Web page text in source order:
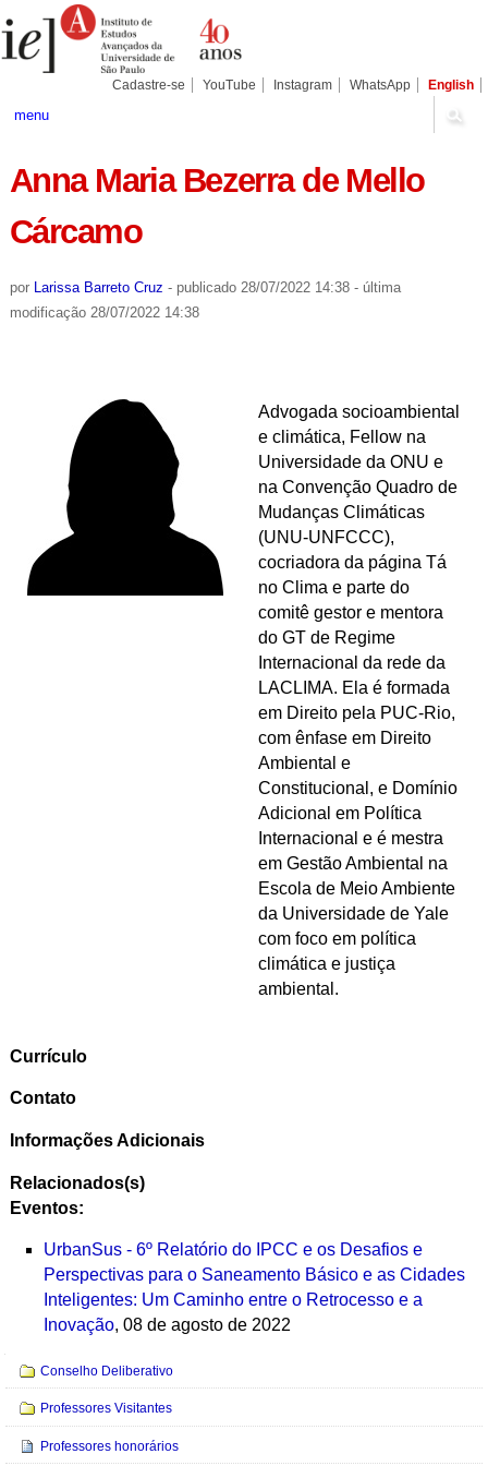
para
conteúdo.
Pessoais
Cadastre-se YouTube Instagram WhatsApp English
menu
Anna Maria Bezerra de Mello
Cárcamo
por Larissa Barreto Cruz - publicado28/07/2022 14:38 - última
modificação28/07/2022 14:38
Advogada socioambiental
e climática, Fellow na
Universidade da ONU e
na Convenção Quadro de
Mudanças Climáticas
(UNU-UNFCCC),
cocriadora da página Tá
no Clima e parte do
comitê gestor e mentora
do GT de Regime
Internacional da rede da
LACLIMA. Ela é formada
em Direito pela PUC-Rio,
com ênfase em Direito
Ambiental e
Constitucional, e Domínio
Adicional em Política
Internacional e é mestra
em Gestão Ambiental na
Escola de Meio Ambiente
da Universidade de Yale
com foco em política
climática e justiça
ambiental.
Currículo
Contato
Informações Adicionais
Relacionados(s)
Eventos:
UrbanSus - 6º Relatório do IPCC e os Desafios e
Perspectivas para o Saneamento Básico e as Cidades
Inteligentes: Um Caminho entre o Retrocesso e a
Inovação, 08 de agosto de 2022
Navegação
Conselho Deliberativo
Professores Visitantes
Professores honorários